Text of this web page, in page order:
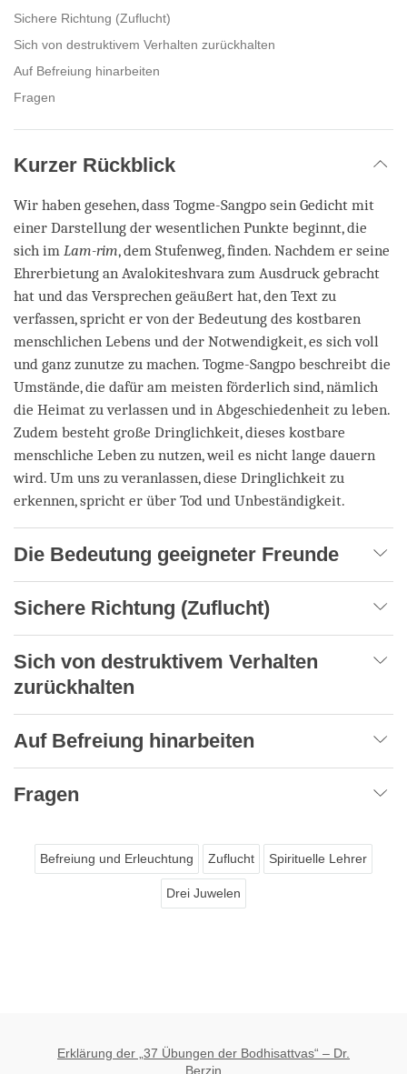
Sichere Richtung (Zuflucht)
Sich von destruktivem Verhalten zurückhalten
Auf Befreiung hinarbeiten
Fragen
Kurzer Rückblick
Wir haben gesehen, dass Togme-Sangpo sein Gedicht mit
einer Darstellung der wesentlichen Punkte beginnt, die
sich im Lam-rim, dem Stufenweg, finden. Nachdem er seine
Ehrerbietung an Avalokiteshvara zum Ausdruck gebracht
hat und das Versprechen geäußert hat, den Text zu
verfassen, spricht er von der Bedeutung des kostbaren
menschlichen Lebens und der Notwendigkeit, es sich voll
und ganz zunutze zu machen. Togme-Sangpo beschreibt die
Umstände, die dafür am meisten förderlich sind, nämlich
die Heimat zu verlassen und in Abgeschiedenheit zu leben.
Zudem besteht große Dringlichkeit, dieses kostbare
menschliche Leben zu nutzen, weil es nicht lange dauern
wird. Um uns zu veranlassen, diese Dringlichkeit zu
erkennen, spricht er über Tod und Unbeständigkeit.
Die Bedeutung geeigneter Freunde
Sichere Richtung (Zuflucht)
Sich von destruktivem Verhalten
zurückhalten
Auf Befreiung hinarbeiten
Fragen
Befreiung und Erleuchtung Zuflucht Spirituelle Lehrer
Drei Juwelen
Erklärung der „37 Übungen der Bodhisattvas“ – Dr.
Berzin